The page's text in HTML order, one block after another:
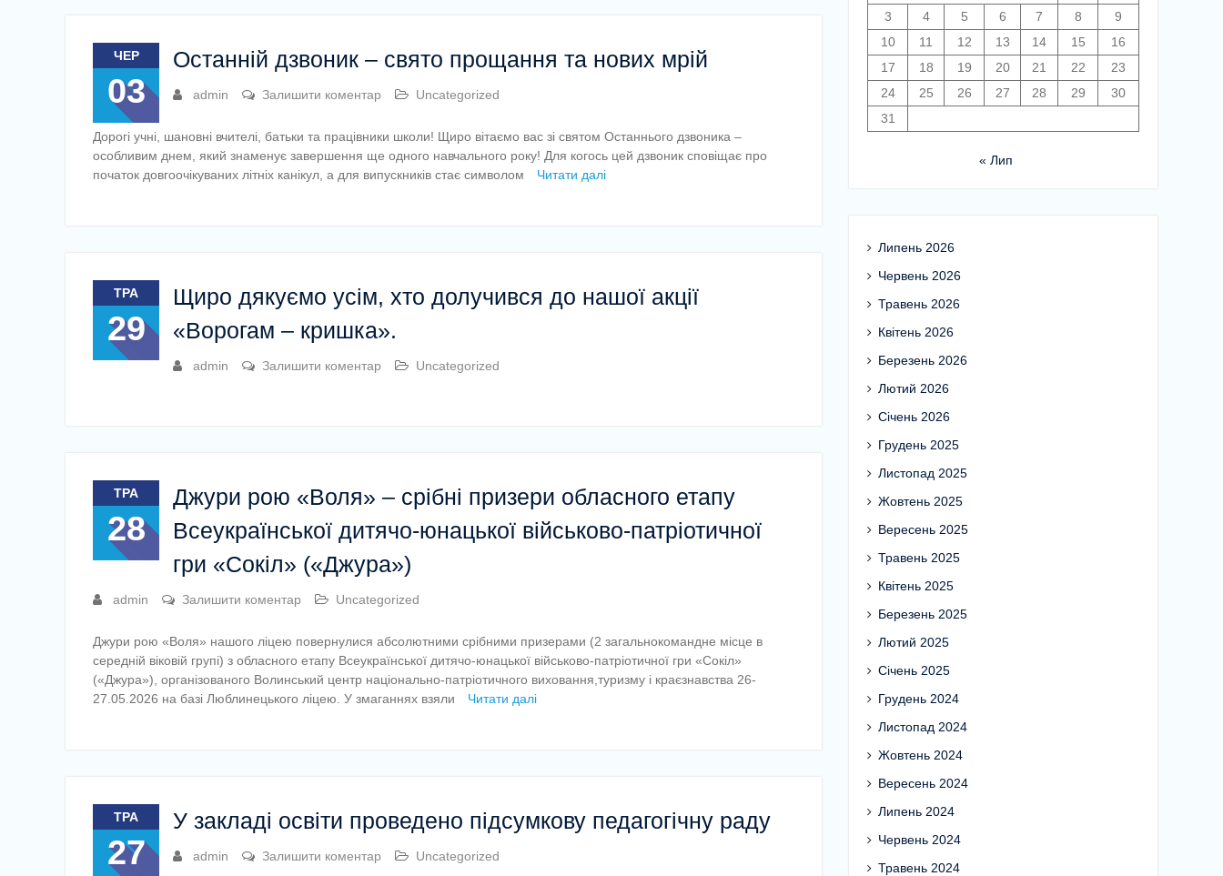
ЧЕР
03
Останній дзвоник – свято прощання та нових мрій
admin Залишити коментар Uncategorized
Дорогі учні, шановні вчителі, батьки та працівники школи! Щиро вітаємо вас зі святом Останнього дзвоника –
особливим днем, який знаменує завершення ще одного навчального року! Для когось цей дзвоник сповіщає про
початок довгоочікуваних літніх канікул, а для випускників стає символом
Читати далі
ТРА
29
Щиро дякуємо усім, хто долучився до нашої акції
«Ворогам – кришка».
admin Залишити коментар Uncategorized
ТРА
28
Джури рою «Воля» – срібні призери обласного етапу
Всеукраїнської дитячо-юнацької військово-патріотичної
гри «Сокіл» («Джура»)
admin Залишити коментар Uncategorized
Джури рою «Воля» нашого ліцею повернулися абсолютними срібними призерами (2 загальнокомандне місце в
середній віковій групі) з обласного етапу Всеукраїнської дитячо-юнацької військово-патріотичної гри «Сокіл»
(«Джура»), організованого Волинський центр національно-патріотичного виховання,туризму і краєзнавства 26-
27.05.2026 на базі Люблинецького ліцею. У змаганнях взяли
Читати далі
ТРА
27
У закладі освіти проведено підсумкову педагогічну раду
admin Залишити коментар Uncategorized
3
4 5 6 7 8
9
10
11 12 13 14 15
16
17
18 19 20 21 22
23
24
25 26 27 28 29
30
31
« Лип
Липень 2026
Червень 2026
Травень 2026
Квітень 2026
Березень 2026
Лютий 2026
Січень 2026
Грудень 2025
Листопад 2025
Жовтень 2025
Вересень 2025
Травень 2025
Квітень 2025
Березень 2025
Лютий 2025
Січень 2025
Грудень 2024
Листопад 2024
Жовтень 2024
Вересень 2024
Липень 2024
Червень 2024
Травень 2024